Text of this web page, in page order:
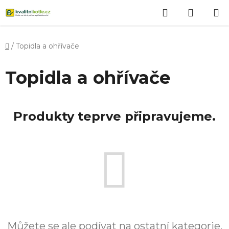
na
obsah
Hledat
KOŠÍK
Domů
/ Topidla a ohřívače
Topidla a ohřívače
Produkty teprve připravujeme.
Můžete se ale podívat na ostatní kategorie.